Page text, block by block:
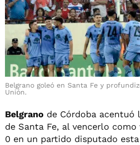
Belgrano goleó en Santa Fe y
Unión.
Belgrano de Córdoba acentuó
de Santa Fe, al vencerlo
0 en un partido disputado